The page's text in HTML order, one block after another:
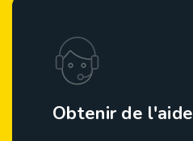
Obtenir de l'aide